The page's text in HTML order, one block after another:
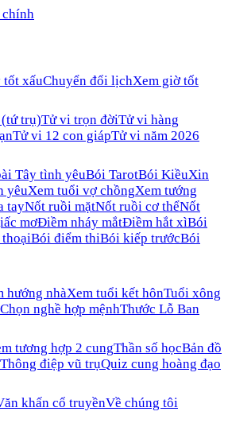
chính
tốt xấuChuyển đổi lịchXem giờ tốt
trụ)Tử vi trọn đờiTử vi hàng
Tử vi 12 con giápTử vi năm 2026
Tây tình yêuBói TarotBói KiềuXin
yêuXem tuổi vợ chồngXem tướng
tayNốt ruồi mặtNốt ruồi cơ thểNốt
mơĐiềm nháy mắtĐiềm hắt xìBói
thoạiBói điểm thiBói kiếp trướcBói
hướng nhàXem tuổi kết hônTuổi xông
Chọn nghề hợp mệnhThước Lỗ Ban
tương hợp 2 cungThần số họcBản đồ
Thông điệp vũ trụQuiz cung hoàng đạo
khấn cổ truyềnVề chúng tôi